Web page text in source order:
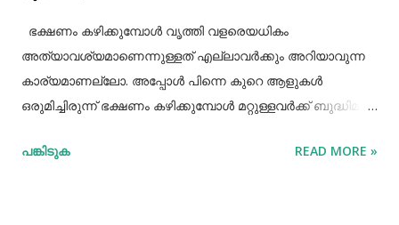
ഭക്ഷണം കഴിക്കുമ്പോൾ വൃത്തി വളരെയധികം
അത്യാവശ്യമാണെന്നുള്ളത് എല്ലാവർക്കും അറിയാവുന്ന
കാര്യമാണല്ലോ. അപ്പോൾ പിന്നെ കുറെ ആളുകൾ
ഒരുമിച്ചിരുന്ന് ഭക്ഷണം കഴിക്കുമ്പോൾ മറ്റുള്ളവർക്ക് ബുദ്ധിമുട്ട്
ശ്രദ്ധിക്കേണ്ട ചില കാര്യങ്ങളുണ്ട്. ആദ്യമായി നമ്മൾ
പങ്കിടുക READ MORE »